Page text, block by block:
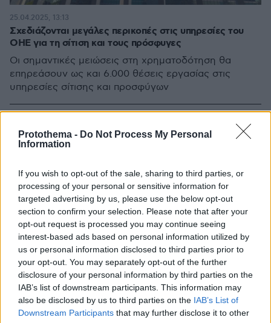
Protothema - Do Not Process My Personal
Information
If you wish to opt-out of the sale, sharing to third parties, or
processing of your personal or sensitive information for
targeted advertising by us, please use the below opt-out
section to confirm your selection. Please note that after your
opt-out request is processed you may continue seeing
interest-based ads based on personal information utilized by
us or personal information disclosed to third parties prior to
your opt-out. You may separately opt-out of the further
disclosure of your personal information by third parties on the
IAB’s list of downstream participants. This information may
also be disclosed by us to third parties on the IAB’s List of
Downstream Participants that may further disclose it to other
Σχεδιάζονται μεγάλες περικοπές στις υπηρεσίες του
ΟΗΕ για τη σίτιση και τους πρόσφυγες
Οι σημαντικές μειώσεις στη χρηματοδότηση θα
επηρεάσουν ως και 6.000 θέσεις εργασίας στις
υπηρεσίες σίτισης και προσφύγων
25.04.2025, 13:13